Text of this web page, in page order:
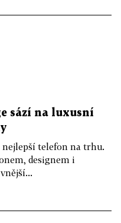
sází na luxusní
nejlepší telefon na trhu.
designem i